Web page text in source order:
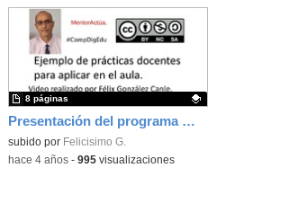
Presentación del programa MenturActúa
Contenido educativo.
subido por Felicisimo G.
8 páginas
-hace 4 años- 995visualizaciones